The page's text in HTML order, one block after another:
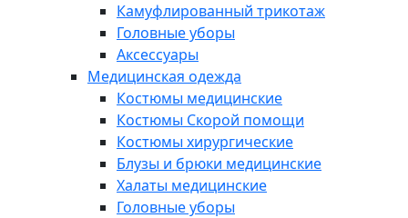
Камуфлированный трикотаж
Головные уборы
Аксессуары
Медицинская одежда
Костюмы медицинские
Костюмы Скорой помощи
Костюмы хирургические
Блузы и брюки медицинские
Халаты медицинские
Головные уборы